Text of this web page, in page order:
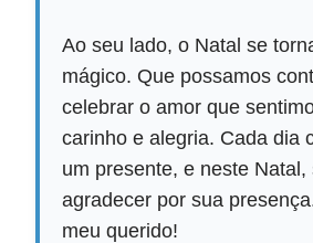
Ao seu lado, o Natal se
mágico. Que possamos
celebrar o amor que
carinho e alegria. Cada dia
um presente, e neste Natal,
agradecer por sua
meu querido!